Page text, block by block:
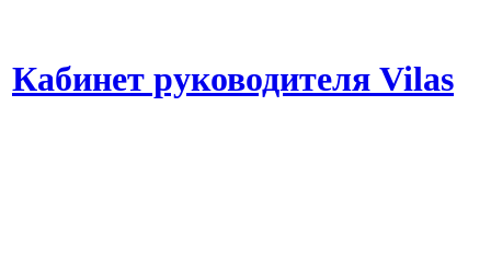
Кабинет руководителя Vilas